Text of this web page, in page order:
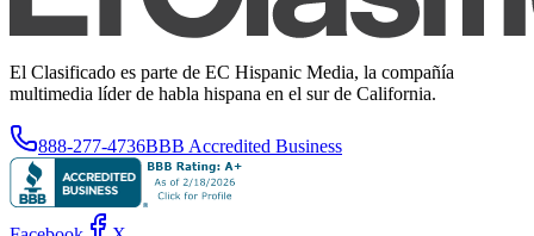
El Clasificado es parte de EC Hispanic Media, la compañía
multimedia líder de habla hispana en el sur de California.
888-277-4736BBB Accredited Business